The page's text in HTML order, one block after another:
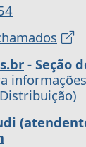
- Seção